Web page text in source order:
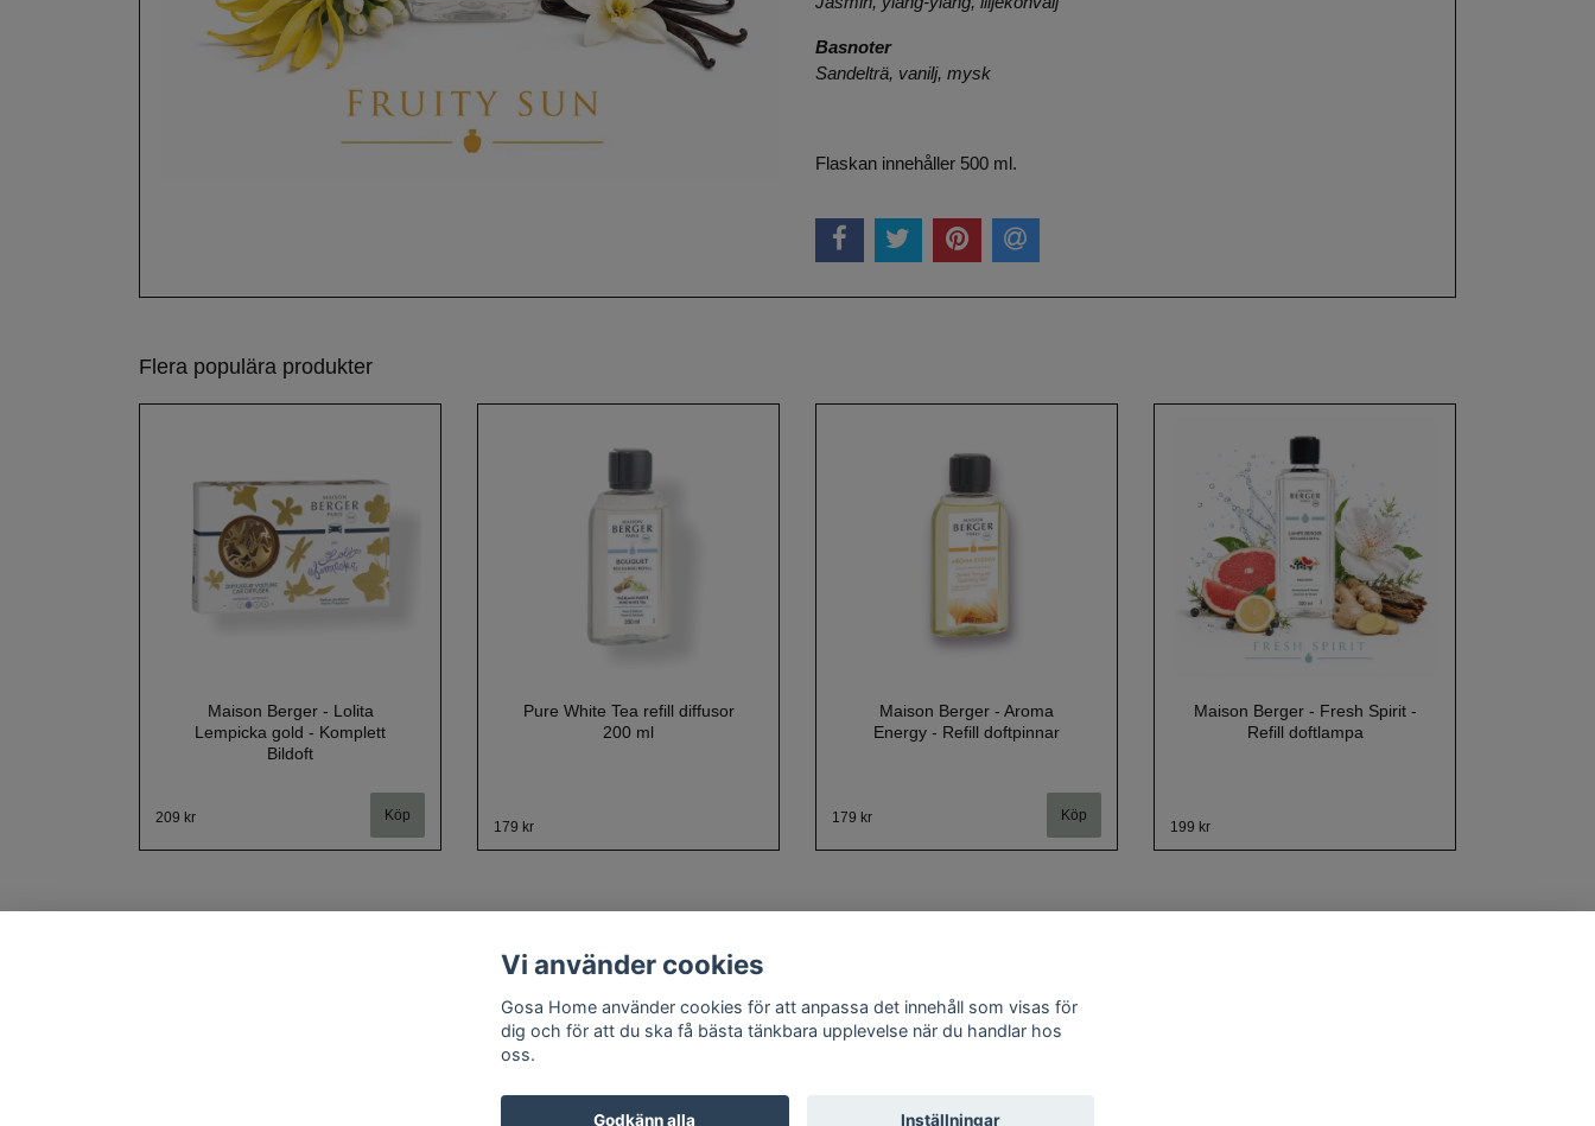
Basnoter
Sandelträ, vanilj, mysk
Flaskan innehåller 500 ml.
Flera populära produkter
Maison Berger - Lolita
Lempicka gold - Komplett
Bildoft
209 kr
Pure White Tea refill diffusor
200 ml
179 kr
Maison Berger - Aroma
Energy - Refill doftpinnar
179 kr
Maison Berger - Fresh Spirit -
Refill doftlampa
199 kr
Om oss Kontakt Köpvillkor Cookie policy Doftguide
Vi använder cookies
Gosa Home använder cookies för att anpassa det innehåll som visas för
dig och för att du ska få bästa tänkbara upplevelse när du handlar hos
oss.
Godkänn alla Inställningar